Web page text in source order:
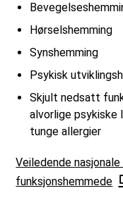
Hørselshemming
Synshemming
Psykisk
Skjult nedsatt
alvorlige psykiske
tunge allergier
Veiledende
funksjonshemmede